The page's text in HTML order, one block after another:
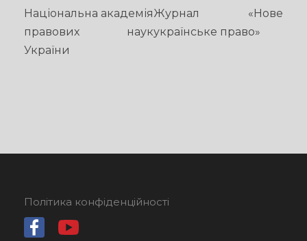
Національна академія
правових наук
України
Журнал «Нове
українське право»
Політика конфіденційності